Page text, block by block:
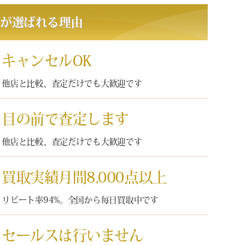
が選ばれる理由
キャンセルOK
他店と比較、査定だけでも大歓迎です
目の前で査定します
他店と比較、査定だけでも大歓迎です
買取実績月間8,000点以上
リピート率94%。全国から毎日買取中です
セールスは行いません